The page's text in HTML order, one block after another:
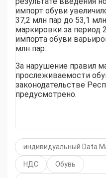
импорт обуви
37,2 млн пар до 53,1
маркировки за период
импорта обуви
млн пар.
За нарушение правил
прослеживаемости
законодательстве
предусмотрено.
индивидуальный Data
НДС Обувь